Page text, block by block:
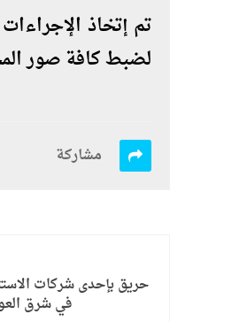
تم إتخاذ
لضبط كافة صور
مشاركة
حريق بإحدى شركات
في شرق